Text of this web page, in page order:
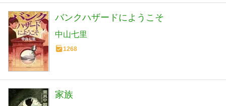
バンクハザードにようこそ
中山七里
1268
家族